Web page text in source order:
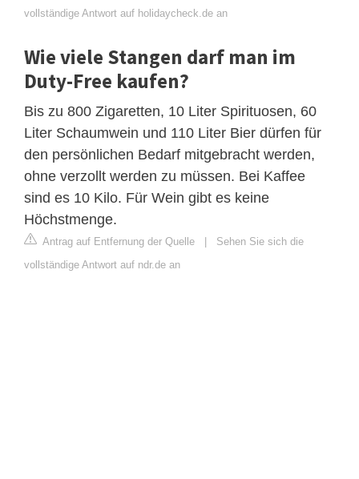
vollständige Antwort auf holidaycheck.de an
Wie viele Stangen darf man im
Duty-Free kaufen?
Bis zu 800 Zigaretten, 10 Liter Spirituosen, 60
Liter Schaumwein und 110 Liter Bier dürfen für
den persönlichen Bedarf mitgebracht werden,
ohne verzollt werden zu müssen. Bei Kaffee
sind es 10 Kilo. Für Wein gibt es keine
Höchstmenge.
Antrag auf Entfernung der Quelle | Sehen Sie sich die
vollständige Antwort auf ndr.de an